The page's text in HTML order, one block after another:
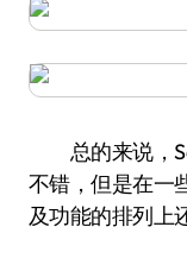
总的来说，
不错，但是在一
及功能的排列上